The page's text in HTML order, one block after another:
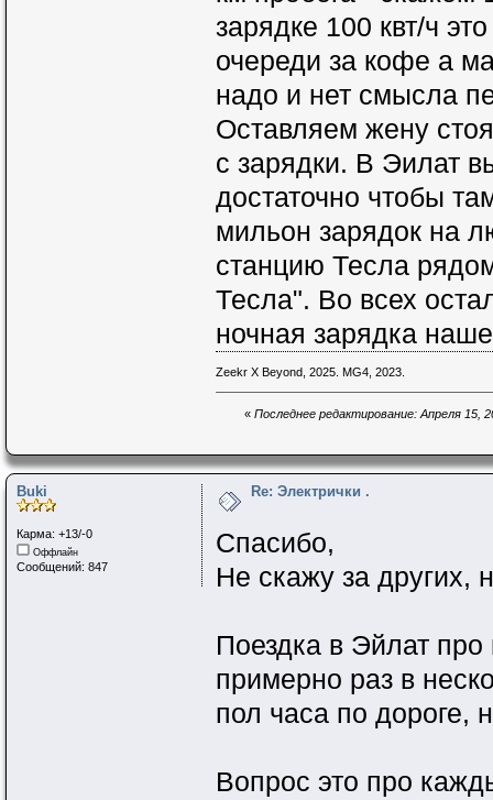
зарядке 100 квт/ч
очереди за кофе а
надо и нет смысла
Оставляем жену
с зарядки. В Эилат
достаточно чтобы
мильон зарядок на
станцию Тесла
Тесла". Во всех
ночная зарядка
Zeekr X Beyond, 2025. MG4, 2023.
« Последнее редактирование: Апреля 15,
Buki
Карма: +13/-0
Оффлайн
Сообщений: 847
Re: Электрички .
Спасибо,
Не скажу за других,
Поездка в Эйлат про
примерно раз в
пол часа по дороге,
Вопрос это про